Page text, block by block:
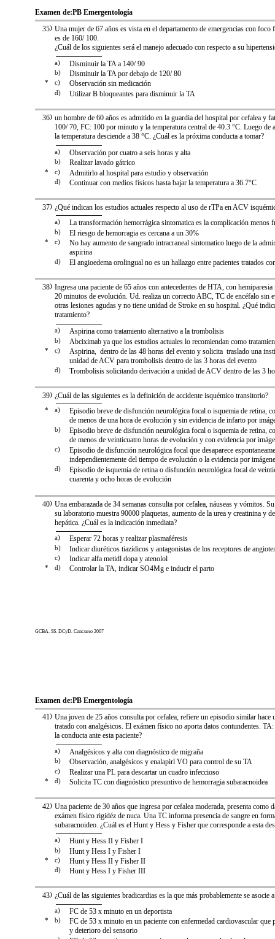
Examen de:PB Emergentología
)
35 Una mujer de 67 años es vista en el departamento de emergencias con foco
es de 160/ 100.
¿Cuál de los siguientes será el manejo adecuado con respecto a su
a) Disminuir la TA a 140/ 90
b) Disminuir la TA por debajo de 120/ 80
* c) Observación sin medicación
d) Utilizar B bloqueantes para disminuir la TA
)
36 un hombre de 60 años es admitido en la guardia del hospital por cefalea y
100/ 70, FC: 100 por minuto y la temperatura central de 40.3 °C. Luego de
la temperatura desciende a 38 °C. ¿Cuál es la próxima conducta a tomar?
a) Observación por cuatro a seis horas y alta
b) Realizar lavado gátrico
* c) Admitirlo al hospital para estudio y observación
d) Continuar con medios físicos hasta bajar la temperatura a 36.7°C
)
37 ¿Qué indican los estudios actuales respecto al uso de rTPa en ACV
a) La transformación hemorrágica sintomatica es la complicación menos
b) El riesgo de hemorragia es cercana a un 30%
* c)
No hay aumento de sangrado intracraneal sintomatico luego de la
aspirina
d) El angioedema orolingual no es un hallazgo entre pacientes tratados
)
38 Ingresa una paciente de 65 años con antecedentes de HTA, con hemiparesia
20 minutos de evolución. Ud. realiza un correcto ABC, TC de encéfalo sin
otras lesiones agudas y no tiene unidad de Stroke en su hospital. ¿Qué
tratamiento?
a) Aspirina como tratamiento alternativo a la trombolisis
b) Abciximab ya que los estudios actuales lo recomiendan como
* c)
Aspirina, dentro de las 48 horas del evento y solicita traslado una
unidad de ACV para trombolisis dentro de las 3 horas del evento
d) Trombolisis solicitando derivación a unidad de ACV dentro de las 3
)
39 ¿Cuál de las siguientes es la definición de accidente isquémico transitorio?
* a)
Episodio breve de disfunción neurológica focal o isquemia de retina,
de menos de una hora de evolución y sin evidencia de infarto por
b)
Episodio breve de disfunción neurológica focal o isquemia de retina,
de menos de veinticuatro horas de evolución y con evidencia por
c)
Episodio de disfunción neurológica focal que desaparece
independientemente del tiempo de evolución o la evidencia por
d)
Episodio de isquemia de retina o disfunción neurológica focal de
cuarenta y ocho horas de evolución
)
40 Una embarazada de 34 semanas consulta por cefalea, náuseas y vómitos.
su laboratorio muestra 90000 plaquetas, aumento de la urea y creatinina y
hepática. ¿Cuál es la indicación inmediata?
a) Esperar 72 horas y realizar plasmaféresis
b) Indicar diuréticos tiazídicos y antagonistas de los receptores de
c) Indicar alfa metidl dopa y atenolol
* d) Controlar la TA, indicar SO4Mg e inducir el parto
GCBA. SS. DCyD. Concurso 2007
Examen de:PB Emergentología
)
41 Una joven de 25 años consulta por cefalea, refiere un episodio similar hace
tratado con analgésicos. El exámen físico no aporta datos contundentes.
la conducta ante esta paciente?
a) Analgésicos y alta con diagnóstico de migraña
b) Observación, analgésicos y enalapirl VO para control de su TA
c) Realizar una PL para descartar un cuadro infeccioso
* d) Solicita TC con diagnóstico presuntivo de hemorragia subaracnoidea
)
42 Una paciente de 30 años que ingresa por cefalea moderada, presenta como
exámen físico rigidéz de nuca. Una TC informa presencia de sangre en
subaracnoideo. ¿Cuál es el Hunt y Hess y Fisher que corresponde a esta
a) Hunt y Hess II y Fisher I
b) Hunt y Hess I y Fisher I
* c) Hunt y Hess II y Fisher II
d) Hunt y Hess I y Fisher III
)
43 ¿Cuál de las siguientes bradicardias es la que más probablemente se asocie
a) FC de 53 x minuto en un deportista
* b)
FC de 53 x minuto en un paciente con enfermedad cardiovascular que
y deterioro del sensorio